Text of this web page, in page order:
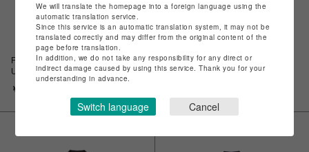
Fresh Service CORPORATE
UNIFORM S/S SHIRT / フレッシ
ュサービス コーポレート ユニフ
ォーム S/S シャツ
￥14,300
Fresh Service CORPORATE
UNIFORM S/S SHIRT / フレッシ
We will translate the homepage into a foreign language using the
automatic translation service.
Since this service is an automatic translation system, it may not be
translated correctly and may differ from the original content of the
page before translation.
In addition, we do not take any responsibility for any direct or
indirect damage caused by using this service. Thank you for your
understanding in advance.
Switch language Cancel